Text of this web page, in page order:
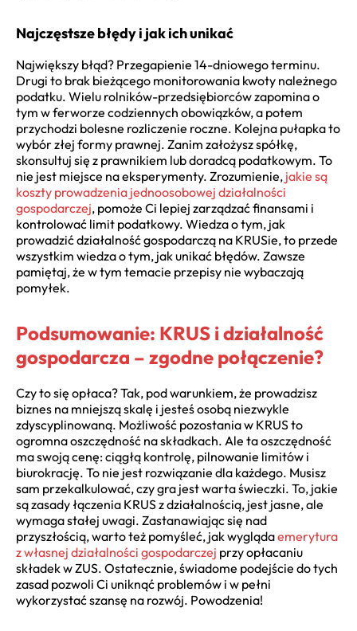
Najczęstsze błędy i jak ich unikać
Największy błąd? Przegapienie 14-dniowego terminu.
Drugi to brak bieżącego monitorowania kwoty należnego
podatku. Wielu rolników-przedsiębiorców zapomina o
tym w ferworze codziennych obowiązków, a potem
przychodzi bolesne rozliczenie roczne. Kolejna pułapka to
wybór złej formy prawnej. Zanim założysz spółkę,
skonsultuj się z prawnikiem lub doradcą podatkowym. To
nie jest miejsce na eksperymenty. Zrozumienie, jakie są
koszty prowadzenia jednoosobowej działalności
gospodarczej, pomoże Ci lepiej zarządzać finansami i
kontrolować limit podatkowy. Wiedza o tym, jak
prowadzić działalność gospodarczą na KRUSie, to przede
wszystkim wiedza o tym, jak unikać błędów. Zawsze
pamiętaj, że w tym temacie przepisy nie wybaczają
pomyłek.
Podsumowanie: KRUS i działalność
gospodarcza – zgodne połączenie?
Czy to się opłaca? Tak, pod warunkiem, że prowadzisz
biznes na mniejszą skalę i jesteś osobą niezwykle
zdyscyplinowaną. Możliwość pozostania w KRUS to
ogromna oszczędność na składkach. Ale ta oszczędność
ma swoją cenę: ciągłą kontrolę, pilnowanie limitów i
biurokrację. To nie jest rozwiązanie dla każdego. Musisz
sam przekalkulować, czy gra jest warta świeczki. To, jakie
są zasady łączenia KRUS z działalnością, jest jasne, ale
wymaga stałej uwagi. Zastanawiając się nad
przyszłością, warto też pomyśleć, jak wyglądaemerytura
z własnej działalności gospodarczej przy opłacaniu
składek w ZUS. Ostatecznie, świadome podejście do tych
zasad pozwoli Ci uniknąć problemów i w pełni
wykorzystać szansę na rozwój. Powodzenia!